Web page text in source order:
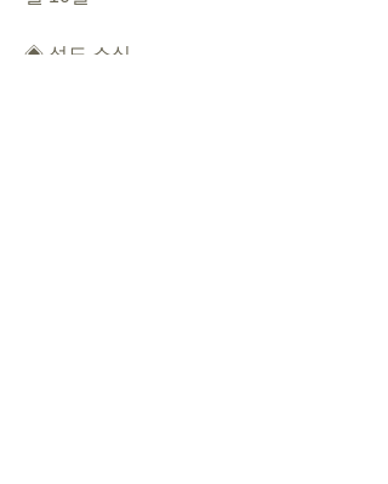
◈ 성도 소식